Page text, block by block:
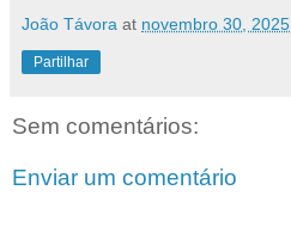
João Távora at novembro 30, 2025
Partilhar
Sem comentários:
Enviar um comentário